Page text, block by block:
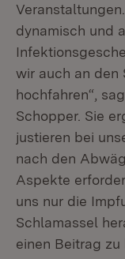
dynamisch und
wir auch an den
hochfahren“,
Schopper. Sie
justieren bei
nach den
Aspekte
uns nur die
Schlamassel
einen Beitrag zu